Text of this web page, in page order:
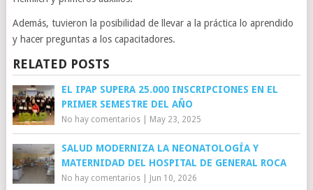
Además, tuvieron la posibilidad de llevar a la práctica lo aprendido
y hacer preguntas a los capacitadores.
RELATED POSTS
EL IPAP SUPERA 25.000 INSCRIPCIONES EN EL
PRIMER SEMESTRE DEL AÑO
No hay comentarios| May 23, 2025
SALUD MODERNIZA LA NEONATOLOGÍA Y
MATERNIDAD DEL HOSPITAL DE GENERAL ROCA
No hay comentarios| Jun 10, 2026